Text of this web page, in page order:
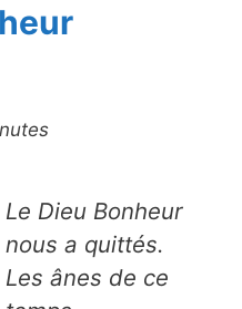
Le Dieu Bonheur
nous a quittés.
Les ânes de ce